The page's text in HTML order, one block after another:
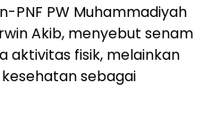
PNF PW Muhammadiyah
Akib, menyebut senam
aktivitas fisik, melainkan
sebagai